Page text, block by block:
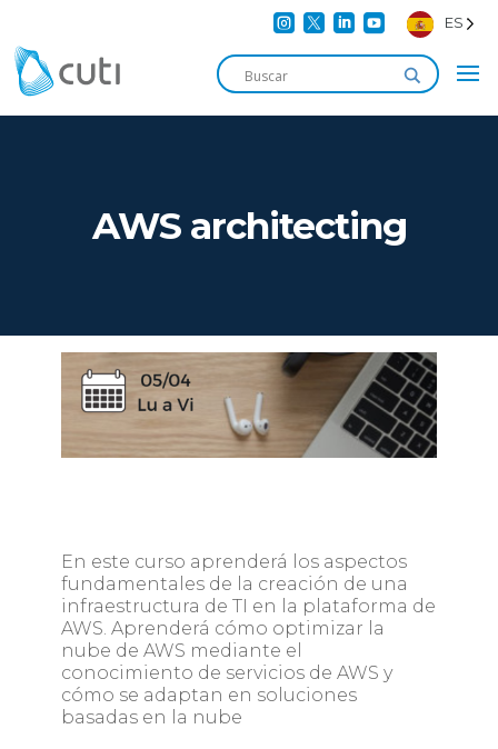
    ES
AWS architecting
En este curso aprenderá los aspectos
fundamentales de la creación de una
infraestructura de TI en la plataforma de
AWS. Aprenderá cómo optimizar la
nube de AWS mediante el
conocimiento de servicios de AWS y
cómo se adaptan en soluciones
basadas en la nube